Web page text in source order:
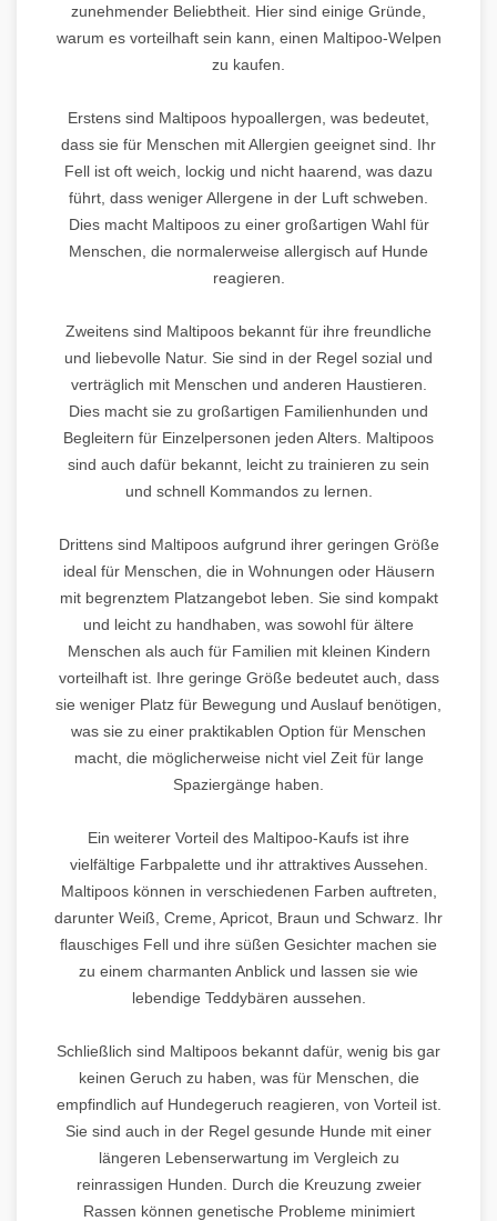
zunehmender Beliebtheit. Hier sind einige Gründe,
warum es vorteilhaft sein kann, einen Maltipoo-Welpen
zu kaufen.
Erstens sind Maltipoos hypoallergen, was bedeutet,
dass sie für Menschen mit Allergien geeignet sind. Ihr
Fell ist oft weich, lockig und nicht haarend, was dazu
führt, dass weniger Allergene in der Luft schweben.
Dies macht Maltipoos zu einer großartigen Wahl für
Menschen, die normalerweise allergisch auf Hunde
reagieren.
Zweitens sind Maltipoos bekannt für ihre freundliche
und liebevolle Natur. Sie sind in der Regel sozial und
verträglich mit Menschen und anderen Haustieren.
Dies macht sie zu großartigen Familienhunden und
Begleitern für Einzelpersonen jeden Alters. Maltipoos
sind auch dafür bekannt, leicht zu trainieren zu sein
und schnell Kommandos zu lernen.
Drittens sind Maltipoos aufgrund ihrer geringen Größe
ideal für Menschen, die in Wohnungen oder Häusern
mit begrenztem Platzangebot leben. Sie sind kompakt
und leicht zu handhaben, was sowohl für ältere
Menschen als auch für Familien mit kleinen Kindern
vorteilhaft ist. Ihre geringe Größe bedeutet auch, dass
sie weniger Platz für Bewegung und Auslauf benötigen,
was sie zu einer praktikablen Option für Menschen
macht, die möglicherweise nicht viel Zeit für lange
Spaziergänge haben.
Ein weiterer Vorteil des Maltipoo-Kaufs ist ihre
vielfältige Farbpalette und ihr attraktives Aussehen.
Maltipoos können in verschiedenen Farben auftreten,
darunter Weiß, Creme, Apricot, Braun und Schwarz. Ihr
flauschiges Fell und ihre süßen Gesichter machen sie
zu einem charmanten Anblick und lassen sie wie
lebendige Teddybären aussehen.
Schließlich sind Maltipoos bekannt dafür, wenig bis gar
keinen Geruch zu haben, was für Menschen, die
empfindlich auf Hundegeruch reagieren, von Vorteil ist.
Sie sind auch in der Regel gesunde Hunde mit einer
längeren Lebenserwartung im Vergleich zu
reinrassigen Hunden. Durch die Kreuzung zweier
Rassen können genetische Probleme minimiert